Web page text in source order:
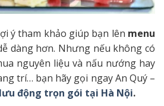
ý tham khảo giúp bạn lên menu
dàng hơn. Nhưng nếu không có
nguyên liệu và nấu nướng hay
trí… bạn hãy gọi ngay An Quý –
động trọn gói tại Hà Nội.